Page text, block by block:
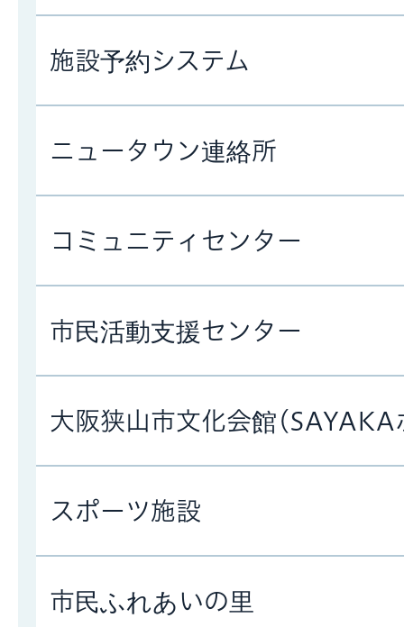
施設予約システム
ニュータウン連絡所
コミュニティセンター
市民活動支援センター
大阪狭山市文化会館(SAYAKA
スポーツ施設
市民ふれあいの里